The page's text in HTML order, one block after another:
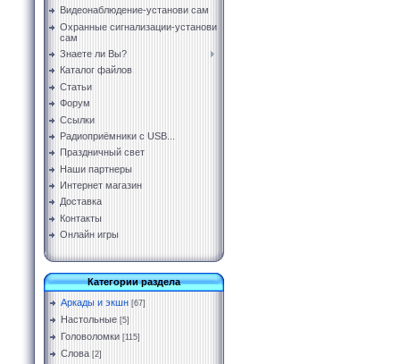
Видеонаблюдение-установи сам
Охранные сигнализации-установи
сам
Знаете ли Вы?
Каталог файлов
Статьи
Форум
Ссылки
Радиоприёмники с USB...
Праздничный свет
Наши партнеры
Интернет магазин
Доставка
Контакты
Онлайн игры
Категории раздела
Аркады и экшн [67]
Настольные [5]
Головоломки [115]
Слова [2]